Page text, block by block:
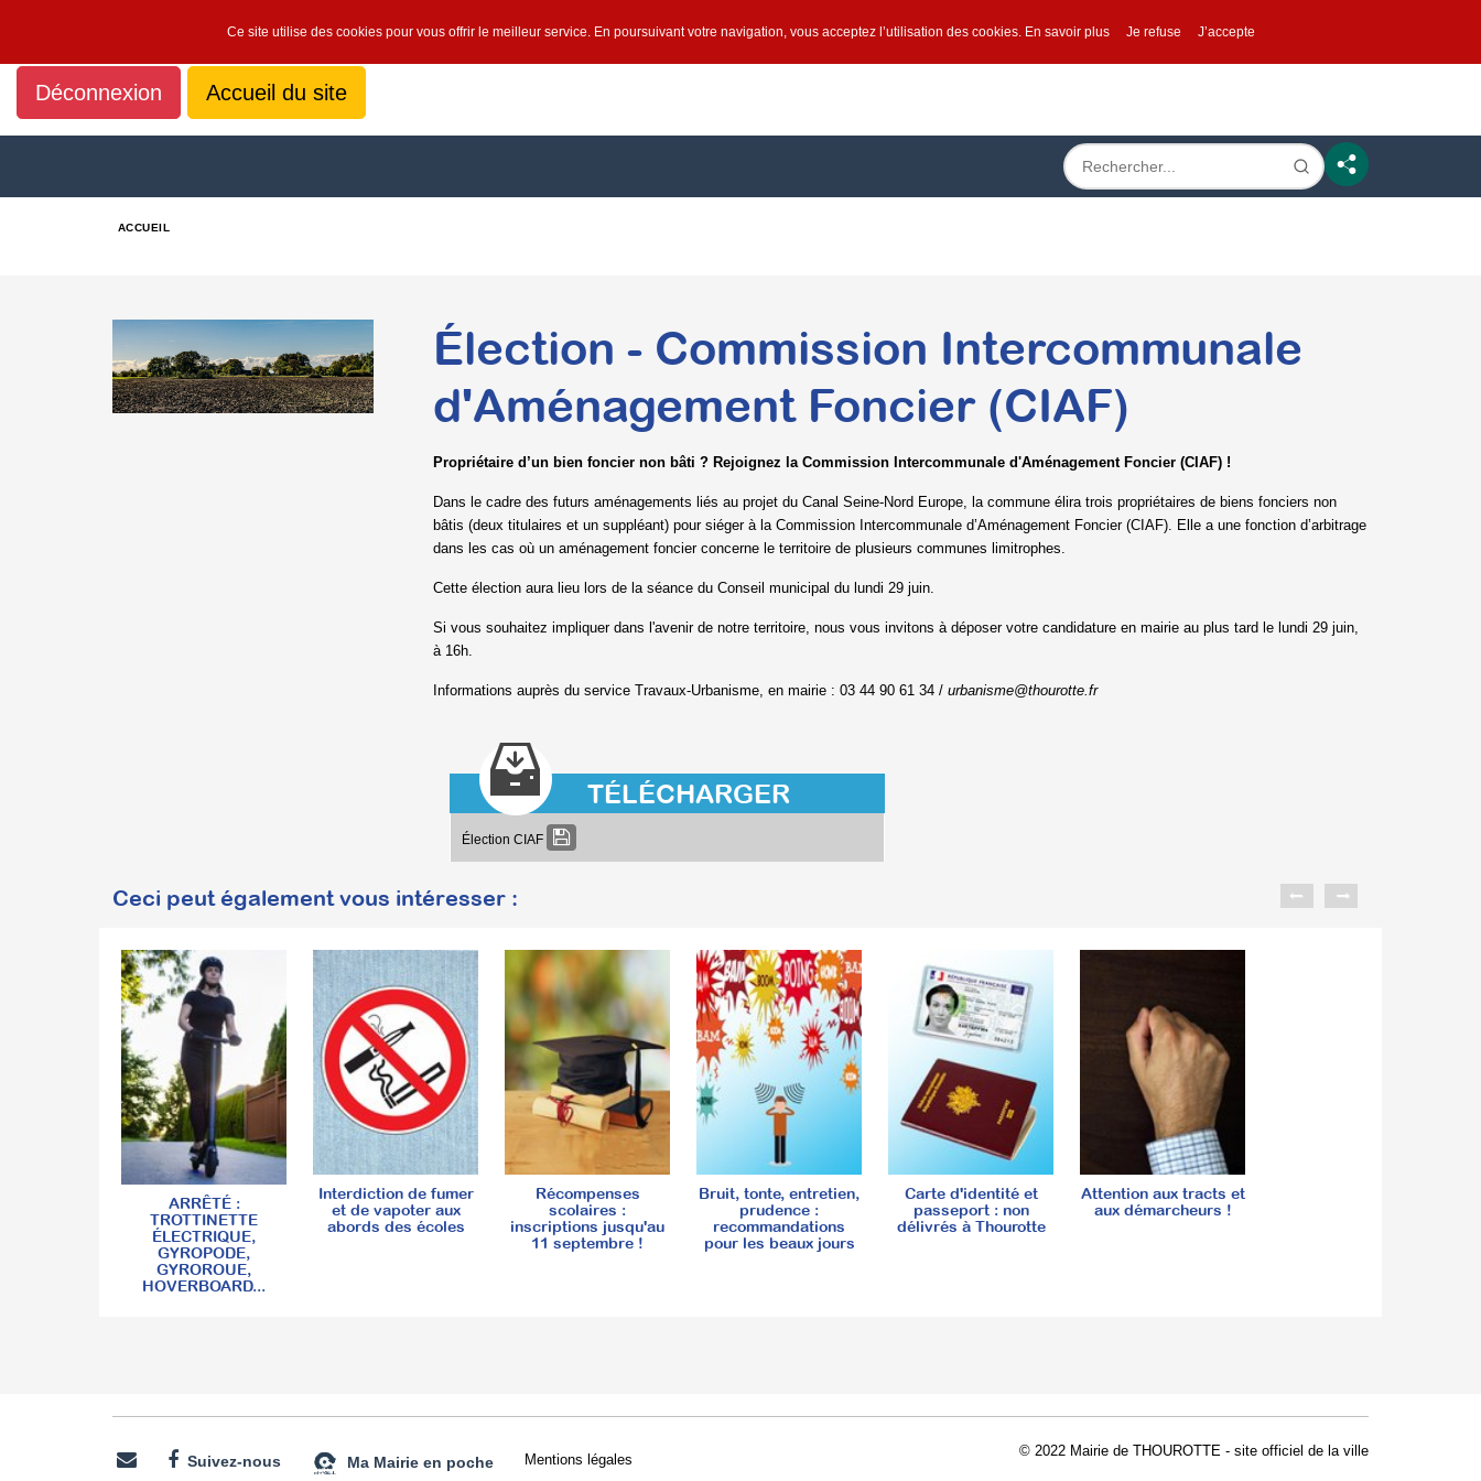
Déconnexion Accueil du site
ACCUEIL
Élection - Commission Intercommunale
d'Aménagement Foncier (CIAF)
Propriétaire d’un bien foncier non bâti ? Rejoignez la Commission Intercommunale d'Aménagement Foncier (CIAF) !
Dans le cadre des futurs aménagements liés au projet du Canal Seine-Nord Europe, la commune élira trois propriétaires de biens fonciers non
bâtis (deux titulaires et un suppléant) pour siéger à la Commission Intercommunale d’Aménagement Foncier (CIAF). Elle a une fonction d’arbitrage
dans les cas où un aménagement foncier concerne le territoire de plusieurs communes limitrophes.
Cette élection aura lieu lors de la séance du Conseil municipal du lundi 29 juin.
Si vous souhaitez impliquer dans l'avenir de notre territoire, nous vous invitons à déposer votre candidature en mairie au plus tard le lundi 29 juin,
à 16h.
Informations auprès du service Travaux-Urbanisme, en mairie : 03 44 90 61 34 / urbanisme@thourotte.fr
TÉLÉCHARGER
Élection CIAF
Ceci peut également vous intéresser :
ARRÊTÉ :
TROTTINETTE
ÉLECTRIQUE,
GYROPODE,
GYROROUE,
HOVERBOARD...
Interdiction de fumer
et de vapoter aux
abords des écoles
Récompenses
scolaires :
inscriptions jusqu'au
11 septembre !
Bruit, tonte, entretien,
prudence :
recommandations
pour les beaux jours
Carte d'identité et
passeport : non
délivrés à Thourotte
Attention aux tracts et
aux démarcheurs !
Suivez-nous Ma Mairie en poche Mentions légales
© 2022 Mairie de THOUROTTE - site officiel de la ville
Ce site utilise des cookies pour vous offrir le meilleur service. En poursuivant votre navigation, vous acceptez l’utilisation des cookies. En savoir plus Je refuse J’accepte